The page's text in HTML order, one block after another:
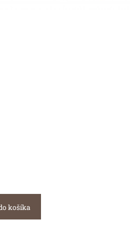
košíka